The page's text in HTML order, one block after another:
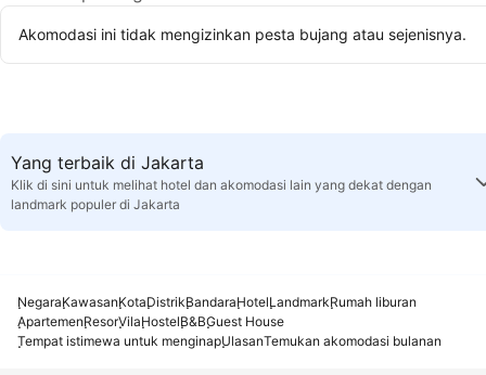
Akomodasi ini tidak mengizinkan pesta bujang atau sejenisnya.
Yang terbaik di Jakarta
Klik di sini untuk melihat hotel dan akomodasi lain yang dekat dengan
landmark populer di Jakarta
NegaraKawasanKotaDistrikBandaraHotelLandmarkRumah liburan
ApartemenResorVilaHostelB&BGuest House
Tempat istimewa untuk menginapUlasanTemukan akomodasi bulanan